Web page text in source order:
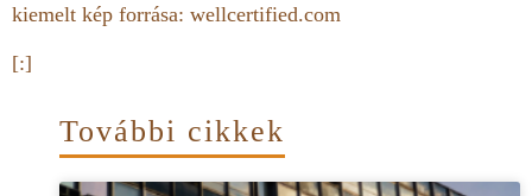
kiemelt kép forrása: wellcertified.com
[:]
További cikkek